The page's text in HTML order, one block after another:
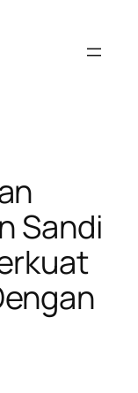
Sandi